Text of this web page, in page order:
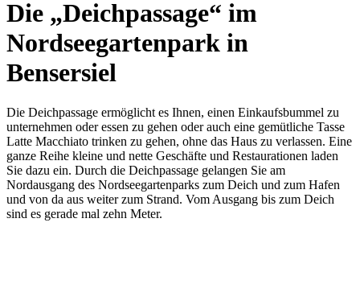
Die „Deichpassage“ im
Nordseegartenpark in
Bensersiel
Die Deichpassage ermöglicht es Ihnen, einen Einkaufsbummel zu
unternehmen oder essen zu gehen oder auch eine gemütliche Tasse
Latte Macchiato trinken zu gehen, ohne das Haus zu verlassen. Eine
ganze Reihe kleine und nette Geschäfte und Restaurationen laden
Sie dazu ein. Durch die Deichpassage gelangen Sie am
Nordausgang des Nordseegartenparks zum Deich und zum Hafen
und von da aus weiter zum Strand. Vom Ausgang bis zum Deich
sind es gerade mal zehn Meter.